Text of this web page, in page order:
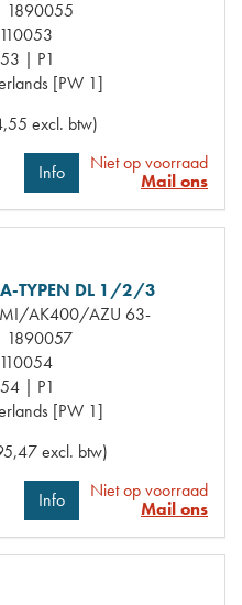
1890055
110053
| P1
[PW 1]
excl. btw)
Info
Niet op voorraad
Mail ons
A-TYPEN DL 1/2/3
AK400/AZU 63-
1890057
110054
| P1
[PW 1]
excl. btw)
Info
Niet op voorraad
Mail ons